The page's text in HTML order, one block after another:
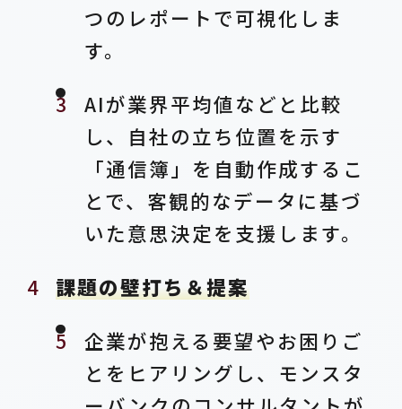
つのレポートで可視化しま
す。
AIが業界平均値などと比較
し、自社の立ち位置を示す
「通信簿」を自動作成するこ
とで、客観的なデータに基づ
いた意思決定を支援します。
課題の壁打ち＆提案
企業が抱える要望やお困りご
とをヒアリングし、モンスタ